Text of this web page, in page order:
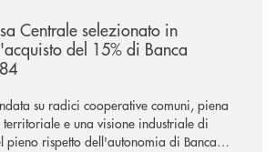
Centrale selezionato in
del 15% di Banca
su radici cooperative comuni, piena
e una visione industriale di
pieno rispetto dell'autonomia di Banca